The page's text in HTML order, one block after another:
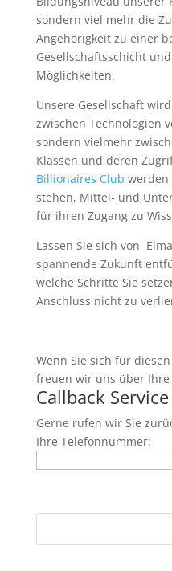
sondern viel mehr die
Angehörigkeit zu einer
Gesellschaftsschicht
Möglichkeiten.
Unsere Gesellschaft
zwischen Technologien
sondern vielmehr
Klassen und deren
Billionaires Club
stehen, Mittel- und
für ihren Zugang zu
Lassen Sie sich von
spannende Zukunft
welche Schritte Sie
Anschluss nicht zu
Wenn Sie sich für
freuen wir uns über Ihre
Callback Service
Gerne rufen wir Sie
Ihre Telefonnummer: